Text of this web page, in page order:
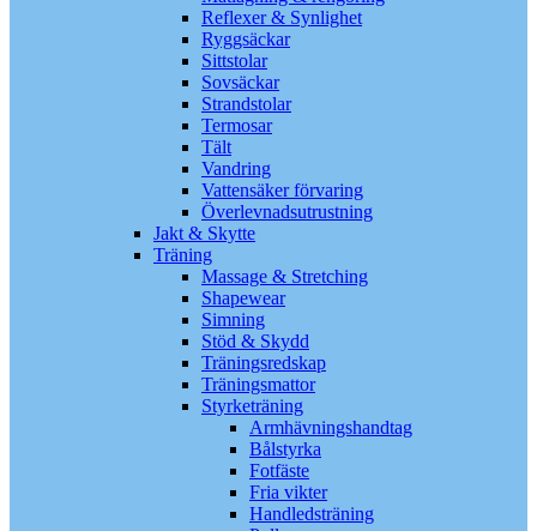
Reflexer & Synlighet
Ryggsäckar
Sittstolar
Sovsäckar
Strandstolar
Termosar
Tält
Vandring
Vattensäker förvaring
Överlevnadsutrustning
Jakt & Skytte
Träning
Massage & Stretching
Shapewear
Simning
Stöd & Skydd
Träningsredskap
Träningsmattor
Styrketräning
Armhävningshandtag
Bålstyrka
Fotfäste
Fria vikter
Handledsträning